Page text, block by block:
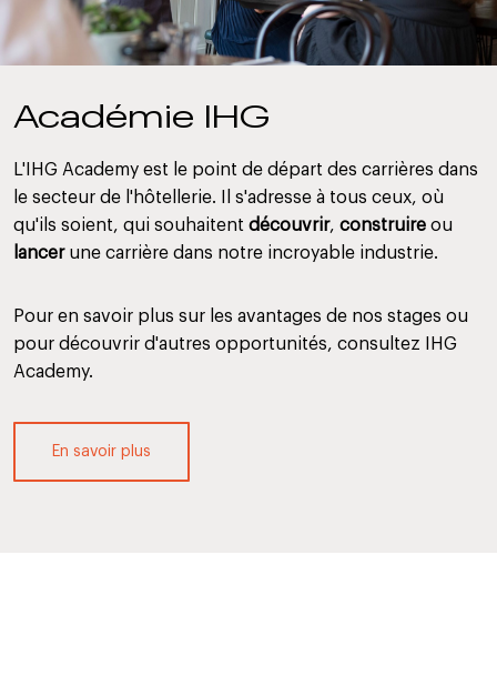
Académie IHG
L'IHG Academy est le point de départ des carrières dans
le secteur de l'hôtellerie. Il s'adresse à tous ceux, où
qu'ils soient, qui souhaitent découvrir, construire ou
lancerune carrière dans notre incroyable industrie.
Pour en savoir plus sur les avantages de nos stages ou
pour découvrir d'autres opportunités, consultez IHG
Academy.
En savoir plus